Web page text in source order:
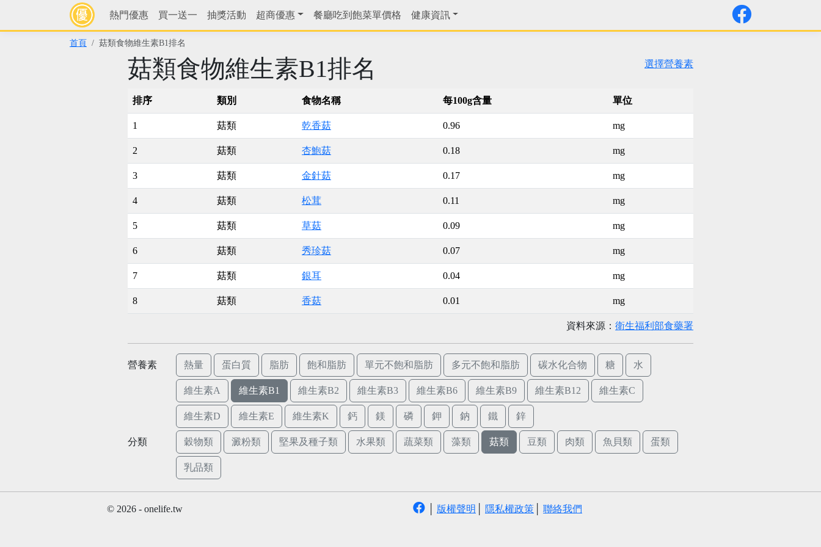
熱門優惠 買一送一 抽獎活動 超商優惠 餐廳吃到飽菜單價格 健康資訊
首頁 菇類食物維生素B1排名
選擇營養素
菇類食物維生素B1排名
排序 類別 食物名稱 每100g含量 單位
1 菇類 乾香菇 0.96 mg
2 菇類 杏鮑菇 0.18 mg
3 菇類 金針菇 0.17 mg
4 菇類 松茸 0.11 mg
5 菇類 草菇 0.09 mg
6 菇類 秀珍菇 0.07 mg
7 菇類 銀耳 0.04 mg
8 菇類 香菇 0.01 mg
資料來源： 衛生福利部食藥署
營養素 熱量 蛋白質 脂肪 飽和脂肪 單元不飽和脂肪 多元不飽和脂肪 碳水化合物 糖 水
維生素A 維生素B1 維生素B2 維生素B3 維生素B6 維生素B9 維生素B12 維生素C
維生素D 維生素E 維生素K 鈣 鎂 磷 鉀 鈉 鐵 鋅
分類 穀物類 澱粉類 堅果及種子類 水果類 蔬菜類 藻類 菇類 豆類 肉類 魚貝類 蛋類
乳品類
© 2026 - onelife.tw 版權聲明 隱私權政策 聯絡我們